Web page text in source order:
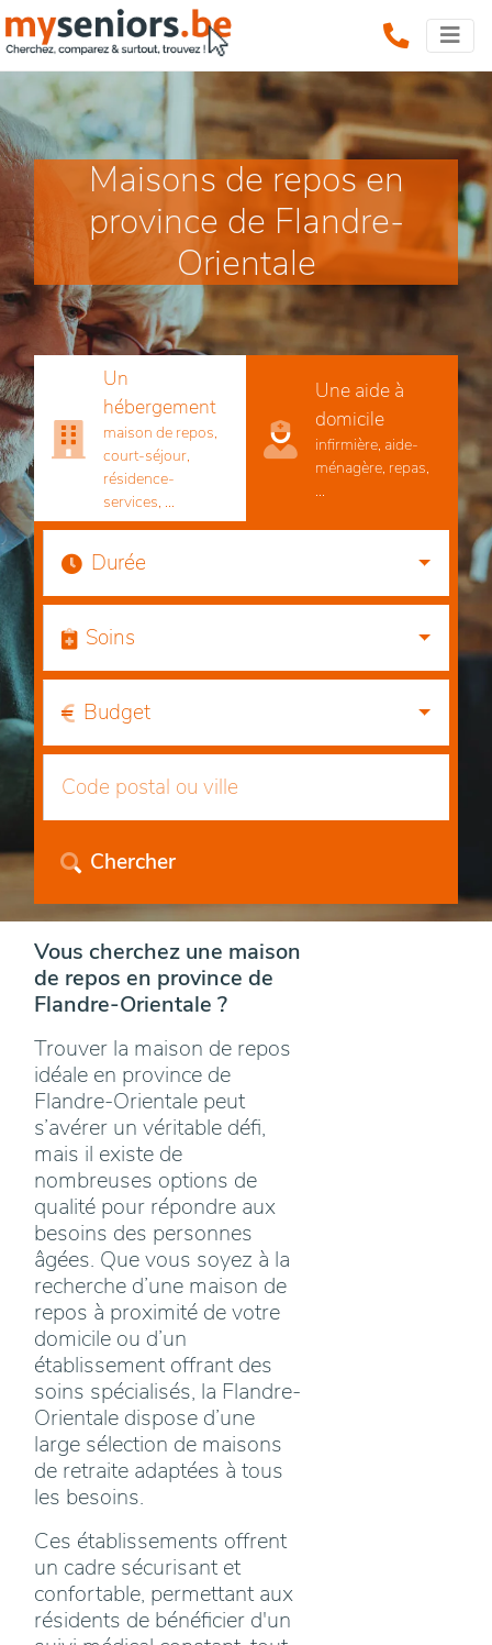
Maisons de repos en
province de Flandre-
Orientale
Un
hébergement
maison de repos,
court-séjour,
résidence-
services, ...
Une aide à
domicile
infirmière, aide-
ménagère, repas,
...
Durée
Soins
Budget
Chercher
Vous cherchez une maison
de repos en province de
Flandre-Orientale ?
Trouver la maison de repos
idéale en province de
Flandre-Orientale peut
s’avérer un véritable défi,
mais il existe de
nombreuses options de
qualité pour répondre aux
besoins des personnes
âgées. Que vous soyez à la
recherche d’une maison de
repos à proximité de votre
domicile ou d’un
établissement offrant des
soins spécialisés, la Flandre-
Orientale dispose d’une
large sélection de maisons
de retraite adaptées à tous
les besoins.
Ces établissements offrent
un cadre sécurisant et
confortable, permettant aux
résidents de bénéficier d'un